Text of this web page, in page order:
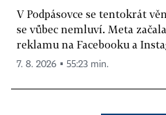
V Podpásovce se tentokrát
se vůbec nemluví. Meta
reklamu na Facebooku a
7. 8. 2026 ▪ 55:23 min.